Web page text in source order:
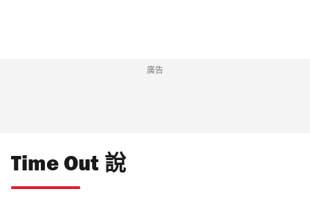
廣告
Time Out 說